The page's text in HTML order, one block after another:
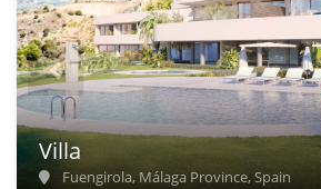
Villa
Fuengirola, Málaga Province, Spain